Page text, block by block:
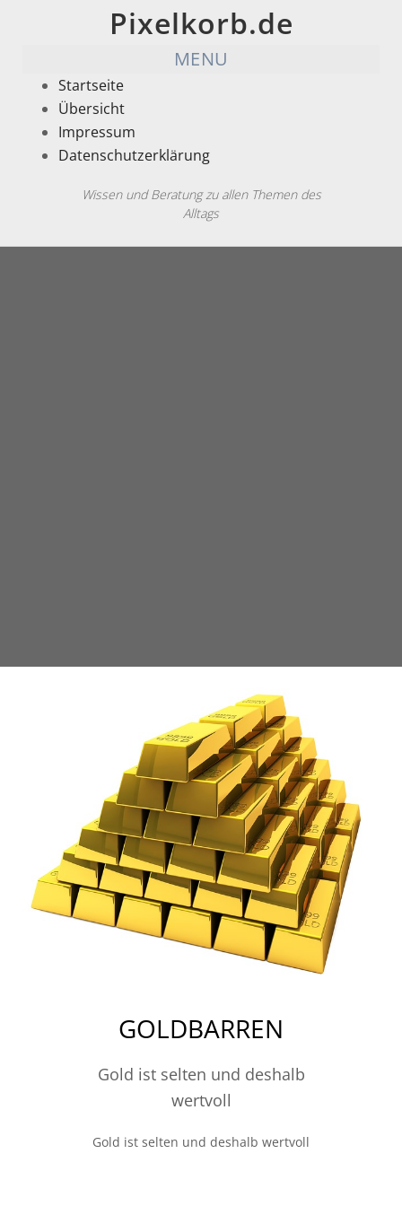
Pixelkorb.de
MENU
Startseite
Übersicht
Impressum
Datenschutzerklärung
Wissen und Beratung zu allen Themen des
Alltags
GOLDBARREN
Gold ist selten und deshalb
wertvoll
Gold ist selten und deshalb wertvoll